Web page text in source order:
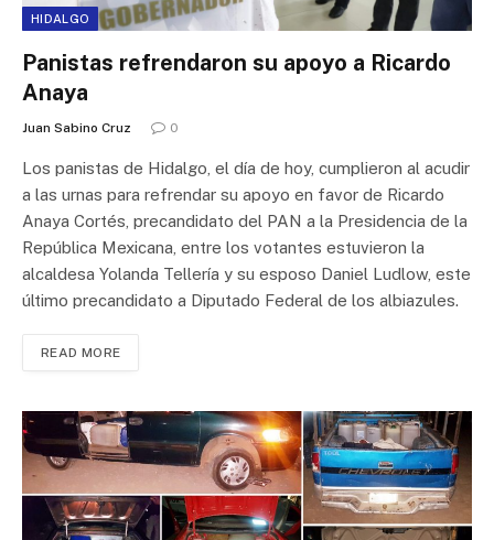
HIDALGO
Panistas refrendaron su apoyo a Ricardo
Anaya
Juan Sabino Cruz 0
Los panistas de Hidalgo, el día de hoy, cumplieron al acudir
a las urnas para refrendar su apoyo en favor de Ricardo
Anaya Cortés, precandidato del PAN a la Presidencia de la
República Mexicana, entre los votantes estuvieron la
alcaldesa Yolanda Tellería y su esposo Daniel Ludlow, este
último precandidato a Diputado Federal de los albiazules.
READ MORE